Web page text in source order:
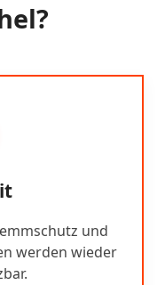
und
werden wieder